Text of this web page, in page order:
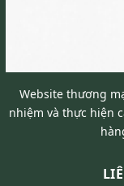
Website thương
nhiệm và thực hiện